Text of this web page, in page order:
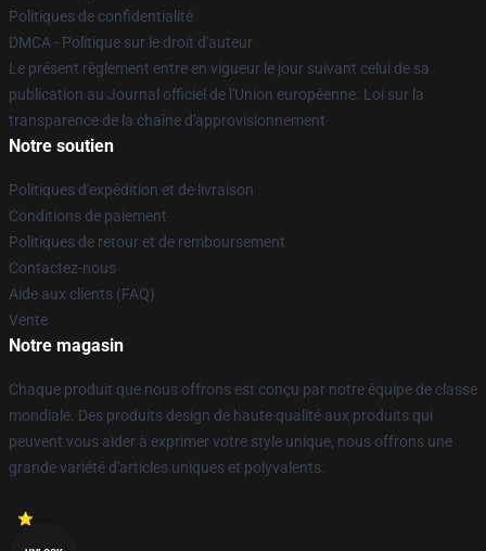
Politiques de confidentialité
DMCA - Politique sur le droit d'auteur
Le présent règlement entre en vigueur le jour suivant celui de sa
publication au Journal officiel de l'Union européenne. Loi sur la
transparence de la chaîne d'approvisionnement
Notre soutien
Politiques d'expédition et de livraison
Conditions de paiement
Politiques de retour et de remboursement
Contactez-nous
Aide aux clients (FAQ)
Vente
Notre magasin
Chaque produit que nous offrons est conçu par notre équipe de classe
mondiale. Des produits design de haute qualité aux produits qui
peuvent vous aider à exprimer votre style unique, nous offrons une
grande variété d'articles uniques et polyvalents.